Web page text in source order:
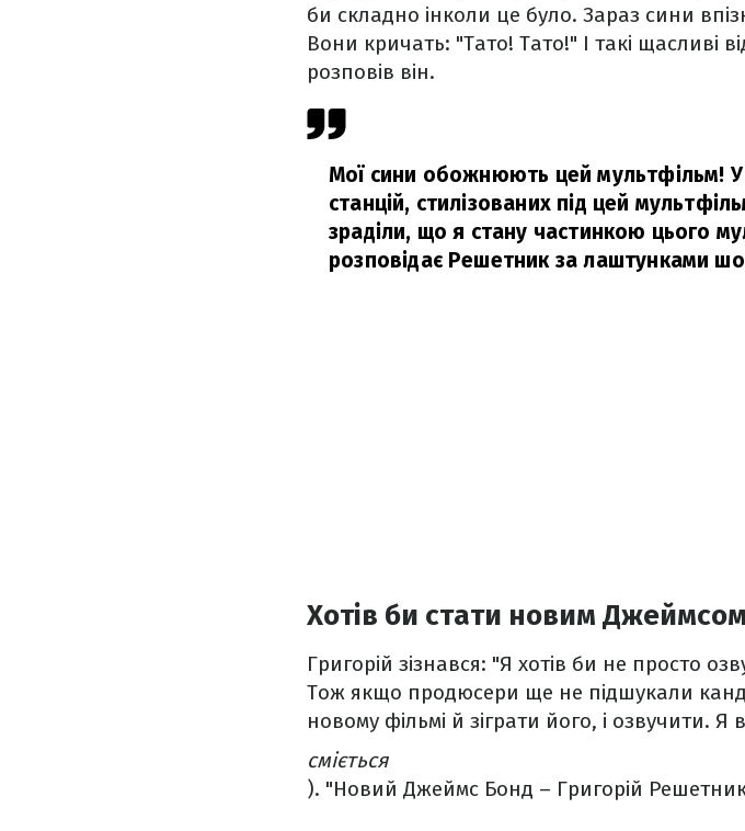
би складно інколи це було. Зараз сини
Вони кричать: "Тато! Тато!" І такі щасливі
розповів він.
Мої сини обожнюють цей мультфільм! У
станцій, стилізованих під цей
зраділи, що я стану частинкою цього
розповідає Решетник за лаштунками
Хотів би стати новим
Григорій зізнався: "Я хотів би не просто
Тож якщо продюсери ще не підшукали
новому фільмі й зіграти його, і озвучити.
сміється
). "Новий Джеймс Бонд – Григорій